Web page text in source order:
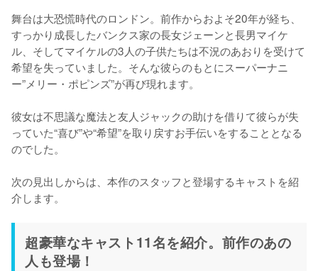
舞台は大恐慌時代のロンドン。前作からおよそ20年が経ち、
すっかり成長したバンクス家の長女ジェーンと長男マイケ
ル、そしてマイケルの3人の子供たちは不況のあおりを受けて
希望を失っていました。そんな彼らのもとにスーパーナニ
ー”メリー・ポピンズ”が再び現れます。
彼女は不思議な魔法と友人ジャックの助けを借りて彼らが失
っていた“喜び”や“希望”を取り戻すお手伝いをすることとなる
のでした。
次の見出しからは、本作のスタッフと登場するキャストを紹
介します。
超豪華なキャスト11名を紹介。前作のあの
人も登場！